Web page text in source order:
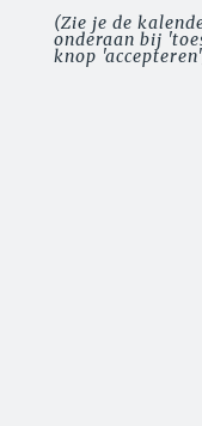
(Zie je de
onderaan bij
knop